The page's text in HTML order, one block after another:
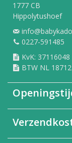
1777 CB
Hippolytushoef
0227-591485
KvK: 37116048
BTW NL